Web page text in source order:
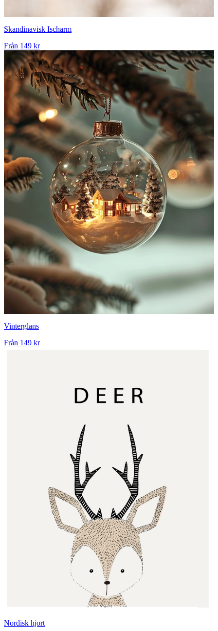
Skandinavisk Ischarm
Från 149 kr
Vinterglans
Från 149 kr
Nordisk hjort